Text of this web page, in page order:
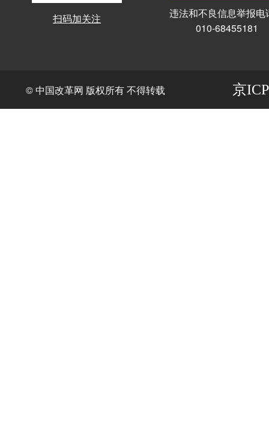
扫码加关注
违法和不良信息举报电
010-68455181
© 中国改革网 版权所有 不得转载 京